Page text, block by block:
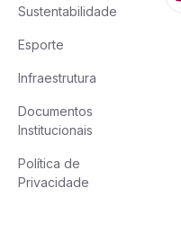
Sustentabilidade
Esporte
Infraestrutura
Documentos
Institucionais
Política de
Privacidade